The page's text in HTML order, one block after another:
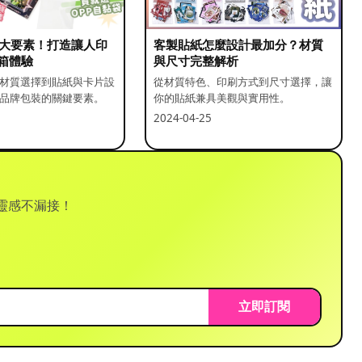
要素！打造讓人印
體驗
質選擇到貼紙與卡片設
牌包裝的關鍵要素。
客製貼紙怎麼設計最加分？材質
與尺寸完整解析
從材質特色、印刷方式到尺寸選擇，讓
你的貼紙兼具美觀與實用性。
2024-04-25
不漏接！
立即訂閱